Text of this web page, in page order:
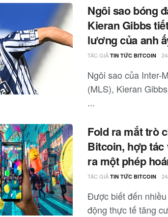
Ngôi sao bóng
Kieran Gibbs
lương của anh
TÁC GIẢ TIN TỨC BITCOIN
Ngôi sao của Inter-
(MLS), Kieran
...
Fold ra mắt trò
Bitcoin, hợp
ra một phép
TÁC GIẢ TIN TỨC BITCOIN
Được biết đến
động thực tế tăng